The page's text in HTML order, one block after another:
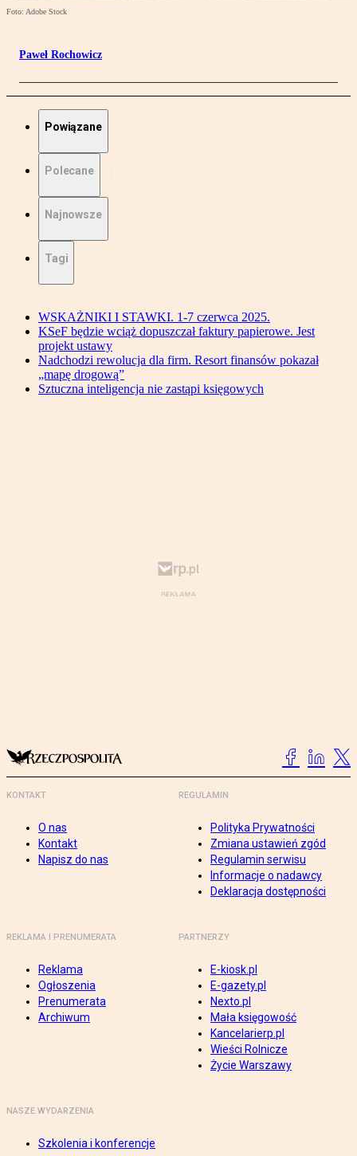
Foto: Adobe Stock
Paweł Rochowicz
Powiązane
Polecane
Najnowsze
Tagi
WSKAŻNIKI I STAWKI. 1-7 czerwca 2025.
KSeF będzie wciąż dopuszczał faktury papierowe. Jest
projekt ustawy
Nadchodzi rewolucja dla firm. Resort finansów pokazał
„mapę drogową”
Sztuczna inteligencja nie zastąpi księgowych
KONTAKT
O nas
Kontakt
Napisz do nas
REGULAMIN
Polityka Prywatności
Zmiana ustawień zgód
Regulamin serwisu
Informacje o nadawcy
Deklaracja dostępności
REKLAMA I PRENUMERATA
Reklama
Ogłoszenia
Prenumerata
Archiwum
PARTNERZY
E-kiosk.pl
E-gazety.pl
Nexto.pl
Mała księgowość
Kancelarierp.pl
Wieści Rolnicze
Życie Warszawy
NASZE WYDARZENIA
Szkolenia i konferencje